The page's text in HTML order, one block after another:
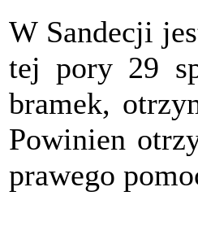
W Sandecji
tej pory 29
bramek,
Powinien
prawego